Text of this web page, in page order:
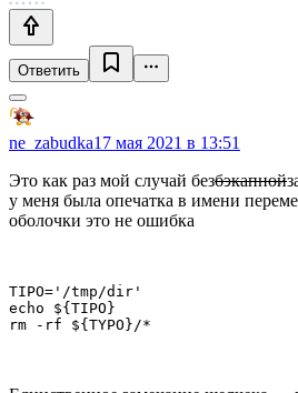
Ответить
ne_zabudka17 мая 2021 в 13:51
Это как раз мой случай безбэкапной
у меня была опечатка в имени
оболочки это не ошибка
TIPO='/tmp/dir'
echo ${TIPO}
rm -rf ${TYPO}/*